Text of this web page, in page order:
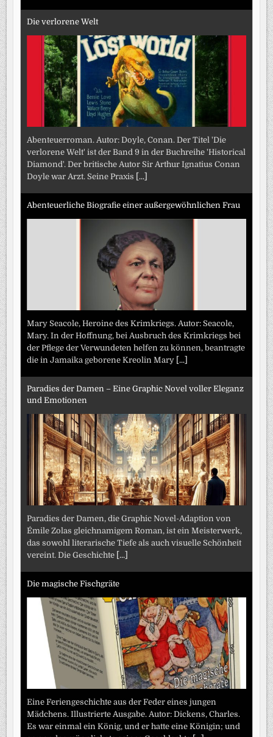
Die verlorene Welt
Abenteuerroman. Autor: Doyle, Conan. Der Titel 'Die
verlorene Welt' ist der Band 9 in der Buchreihe 'Historical
Diamond'. Der britische Autor Sir Arthur Ignatius Conan
Doyle war Arzt. Seine Praxis [...]
Abenteuerliche Biografie einer außergewöhnlichen Frau
Mary Seacole, Heroine des Krimkriegs. Autor: Seacole,
Mary. In der Hoffnung, bei Ausbruch des Krimkriegs bei
der Pflege der Verwundeten helfen zu können, beantragte
die in Jamaika geborene Kreolin Mary [...]
Paradies der Damen – Eine Graphic Novel voller Eleganz
und Emotionen
Paradies der Damen, die Graphic Novel-Adaption von
Émile Zolas gleichnamigem Roman, ist ein Meisterwerk,
das sowohl literarische Tiefe als auch visuelle Schönheit
vereint. Die Geschichte [...]
Die magische Fischgräte
Eine Feriengeschichte aus der Feder eines jungen
Mädchens. Illustrierte Ausgabe. Autor: Dickens, Charles.
Es war einmal ein König, und er hatte eine Königin; und